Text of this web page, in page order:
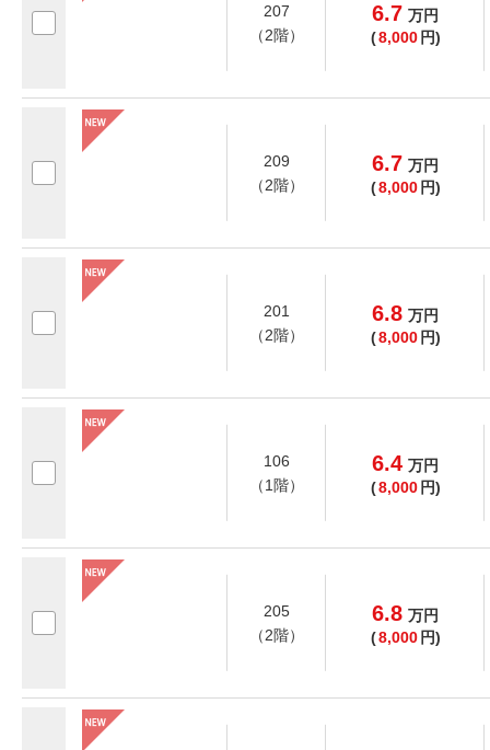
207
（2階）
6.7 万円
(8,000 円)
209
（2階）
6.7 万円
(8,000 円)
201
（2階）
6.8 万円
(8,000 円)
106
（1階）
6.4 万円
(8,000 円)
205
（2階）
6.8 万円
(8,000 円)